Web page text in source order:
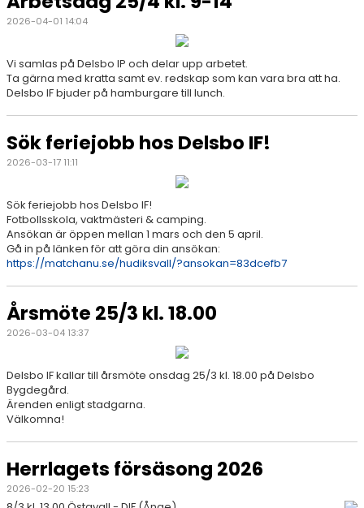
2026-04-01 14:04
Vi samlas på Delsbo IP och delar upp arbetet.
Ta gärna med kratta samt ev. redskap som kan vara bra att ha.
Delsbo IF bjuder på hamburgare till lunch.
Sök feriejobb hos Delsbo IF!
2026-03-17 11:11
Sök feriejobb hos Delsbo IF!
Fotbollsskola, vaktmästeri & camping.
Ansökan är öppen mellan 1 mars och den 5 april.
Gå in på länken för att göra din ansökan:
https://matchanu.se/hudiksvall/?ansokan=83dcefb7
Årsmöte 25/3 kl. 18.00
2026-03-04 13:37
Delsbo IF kallar till årsmöte onsdag 25/3 kl. 18.00 på Delsbo
Bygdegård.
Ärenden enligt stadgarna.
Välkomna!
Herrlagets försäsong 2026
2026-02-20 15:23